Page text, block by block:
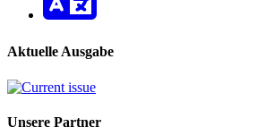
Aktuelle Ausgabe
Unsere Partner